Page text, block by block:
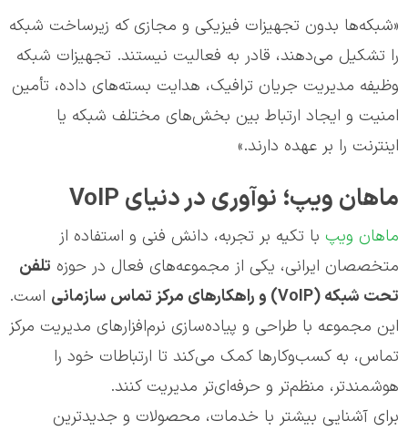
«شبکه‌ها بدون تجهیزات فیزیکی و مجازی که زیرساخت شبکه
را تشکیل می‌دهند، قادر به فعالیت نیستند. تجهیزات شبکه
وظیفه مدیریت جریان ترافیک، هدایت بسته‌های داده، تأمین
امنیت و ایجاد ارتباط بین بخش‌های مختلف شبکه یا
اینترنت را بر عهده دارند.»
ماهان ویپ؛ نوآوری در دنیای VoIP
ماهان ویپ با تکیه بر تجربه، دانش فنی و استفاده از
متخصصان ایرانی، یکی از مجموعه‌های فعال در حوزه تلفن
تحت شبکه (VoIP) و راهکارهای مرکز تماس سازمانی
است.
این مجموعه با طراحی و پیاده‌سازی نرم‌افزارهای مدیریت مرکز
تماس، به کسب‌وکارها کمک می‌کند تا ارتباطات خود را
هوشمندتر، منظم‌تر و حرفه‌ای‌تر مدیریت کنند.
برای آشنایی بیشتر با خدمات، محصولات و جدیدترین